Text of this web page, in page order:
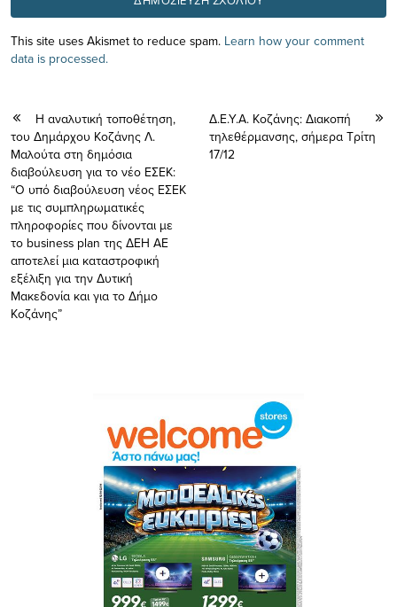
This site uses Akismet to reduce spam. Learn how your comment
data is processed.
Η αναλυτική τοποθέτηση,
του Δημάρχου Κοζάνης Λ.
Μαλούτα στη δημόσια
διαβούλευση για το νέο ΕΣΕΚ:
“Ο υπό διαβούλευση νέος ΕΣΕΚ
με τις συμπληρωματικές
πληροφορίες που δίνονται με
το business plan της ΔΕΗ ΑΕ
αποτελεί μια καταστροφική
εξέλιξη για την Δυτική
Μακεδονία και για το Δήμο
Κοζάνης”
Δ.Ε.Υ.Α. Κοζάνης: Διακοπή
τηλεθέρμανσης, σήμερα Τρίτη
17/12